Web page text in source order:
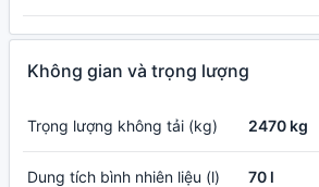
Không gian và trọng lượng
Trọng lượng không tải (kg) 2470 kg
Dung tích bình nhiên liệu (l) 70 l